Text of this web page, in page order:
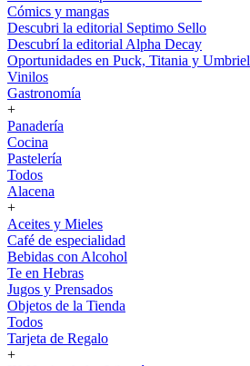
Cómics y mangas
Descubri la editorial Septimo Sello
Descubrí la editorial Alpha Decay
Oportunidades en Puck, Titania y Umbriel
Vinilos
Gastronomía
+
Panadería
Cocina
Pastelería
Todos
Alacena
+
Aceites y Mieles
Café de especialidad
Bebidas con Alcohol
Te en Hebras
Jugos y Prensados
Objetos de la Tienda
Todos
Tarjeta de Regalo
+